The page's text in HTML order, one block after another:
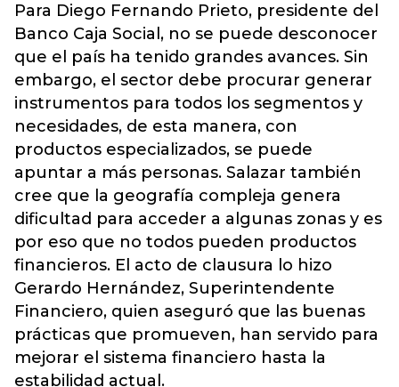
Para Diego Fernando Prieto, presidente del
Banco Caja Social, no se puede desconocer
que el país ha tenido grandes avances. Sin
embargo, el sector debe procurar generar
instrumentos para todos los segmentos y
necesidades, de esta manera, con
productos especializados, se puede
apuntar a más personas. Salazar también
cree que la geografía compleja genera
dificultad para acceder a algunas zonas y es
por eso que no todos pueden productos
financieros. El acto de clausura lo hizo
Gerardo Hernández, Superintendente
Financiero, quien aseguró que las buenas
prácticas que promueven, han servido para
mejorar el sistema financiero hasta la
estabilidad actual.